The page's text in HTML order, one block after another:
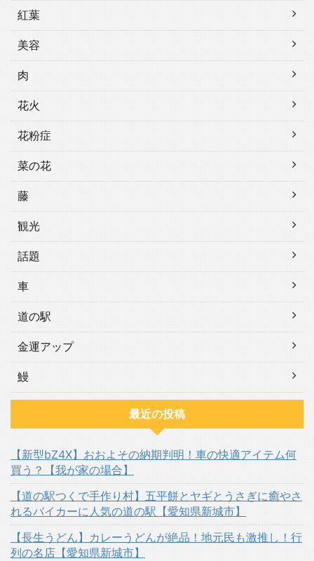
紅葉
美容
肉
花火
花粉症
菜の花
藤
観光
話題
車
道の駅
金運アップ
鰻
最近の投稿
【新型bZ4X】おおよその納期判明！車の快適アイテム何
買う？【我が家の場合】
【道の駅つくで手作り村】五平餅とヤギとうさぎに癒やさ
れるバイカーに人気の道の駅【愛知県新城市】
【長生うどん】カレーうどんが絶品！地元民も激推し！行
列の名店【愛知県新城市】